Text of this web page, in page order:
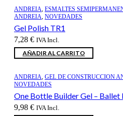
ANDREIA, ESMALTES
ANDREIA, NOVEDADES
Gel Polish TR1
7,28 € IVA Incl.
AÑADIR AL CARRITO
ANDREIA, GEL DE CONSTRUCCION
NOVEDADES
One Bottle Builder Gel – Ballet
9,98 € IVA Incl.